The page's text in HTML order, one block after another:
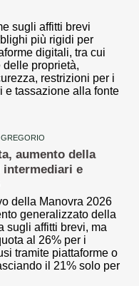
sugli affitti brevi
più rigidi per
digitali, tra cui
proprietà,
restrizioni per i
e tassazione alla fonte
aumento della
intermediari e
della Manovra 2026
generalizzato della
sugli affitti brevi, ma
al 26% per i
tramite piattaforme o
il 21% solo per